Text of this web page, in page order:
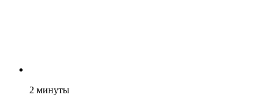
2 минуты